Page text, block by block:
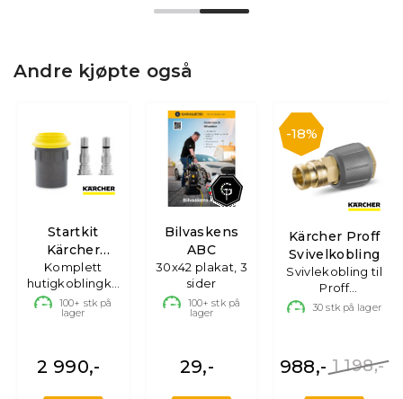
Andre kjøpte også
Startkit
Kärcher
EASY!Lock
Quick
Komplett
hutigkoblingkit
for Kärcher Pro
100+ stk på
lager
2 990,-
Bilvaskens
ABC
30x42 plakat, 3
sider
100+ stk på
lager
29,-
18%
Kärcher Proff
Svivelkobling
Svivlekobling til
Proff
Høytrykksvasker
30 stk på lager
1 198,-
988,-